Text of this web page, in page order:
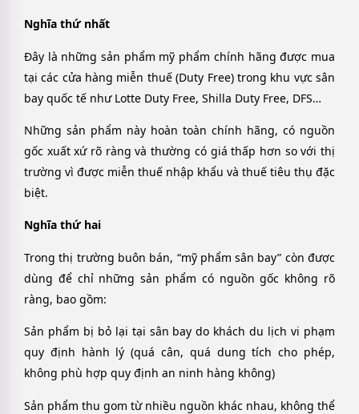
Nghĩa thứ nhất
Đây là những sản phẩm mỹ phẩm chính hãng được mua
tại các cửa hàng miễn thuế (Duty Free) trong khu vực sân
bay quốc tế như Lotte Duty Free, Shilla Duty Free, DFS…
Những sản phẩm này hoàn toàn chính hãng, có nguồn
gốc xuất xứ rõ ràng và thường có giá thấp hơn so với thị
trường vì được miễn thuế nhập khẩu và thuế tiêu thụ đặc
biệt.
Nghĩa thứ hai
Trong thị trường buôn bán, “mỹ phẩm sân bay” còn được
dùng để chỉ những sản phẩm có nguồn gốc không rõ
ràng, bao gồm:
Sản phẩm bị bỏ lại tại sân bay do khách du lịch vi phạm
quy định hành lý (quá cân, quá dung tích cho phép,
không phù hợp quy định an ninh hàng không)
Sản phẩm thu gom từ nhiều nguồn khác nhau, không thể